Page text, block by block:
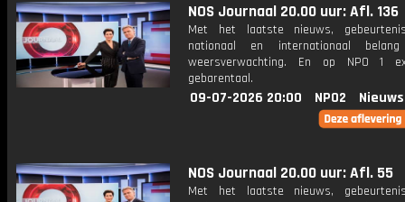
NOS Journaal 20.00 uur: Afl. 136
Met het laatste nieuws,
nationaal en internationaal
weersverwachting. En op NPO 1
gebarentaal.
09-07-2026 20:00 NPO2
NOS Journaal 20.00 uur: Afl. 55
Met het laatste nieuws,